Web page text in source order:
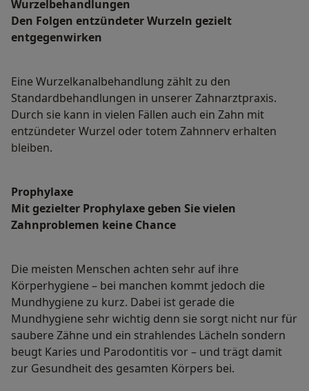
Wurzelbehandlungen
Den Folgen entzündeter Wurzeln gezielt
entgegenwirken
Eine Wurzelkanalbehandlung zählt zu den
Standardbehandlungen in unserer Zahnarztpraxis.
Durch sie kann in vielen Fällen auch ein Zahn mit
entzündeter Wurzel oder totem Zahnnerv erhalten
bleiben.
Prophylaxe
Mit gezielter Prophylaxe geben Sie vielen
Zahnproblemen keine Chance
Die meisten Menschen achten sehr auf ihre
Körperhygiene – bei manchen kommt jedoch die
Mundhygiene zu kurz. Dabei ist gerade die
Mundhygiene sehr wichtig denn sie sorgt nicht nur für
saubere Zähne und ein strahlendes Lächeln sondern
beugt Karies und Parodontitis vor – und trägt damit
zur Gesundheit des gesamten Körpers bei.